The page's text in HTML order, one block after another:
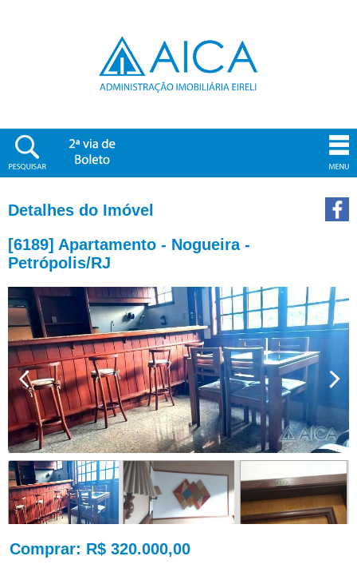
Detalhes do Imóvel
[6189] Apartamento - Nogueira -
Petrópolis/RJ
Comprar: R$ 320.000,00